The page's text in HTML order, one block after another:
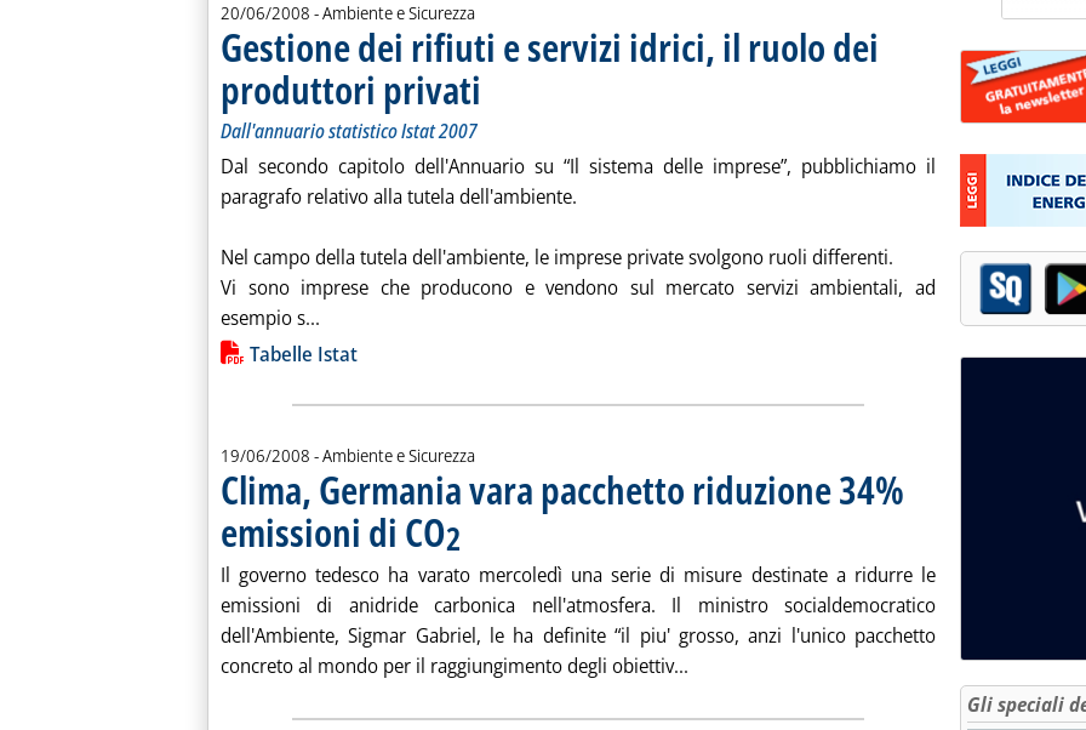
20/06/2008 - Ambiente e Sicurezza
Gestione dei rifiuti e servizi idrici, il ruolo dei
produttori privati
Dall'annuario statistico Istat 2007
Dal secondo capitolo dell'Annuario su “Il sistema delle imprese”, pubblichiamo il
paragrafo relativo alla tutela dell'ambiente.
Nel campo della tutela dell'ambiente, le imprese private svolgono ruoli differenti.
Vi sono imprese che producono e vendono sul mercato servizi ambientali, ad
esempio s... Leggi tutta la notizia: 'Gestione dei rifiuti e servizi idrici, il ruolo dei produttori privati'
Lista allegati PDF alla notizia
Tabelle Istat
19/06/2008 - Ambiente e Sicurezza
Clima, Germania vara pacchetto riduzione 34%
emissioni di CO2 . Pubblicata giovedì 19 giugno 2008 alle 14.48.
Il governo tedesco ha varato mercoledì una serie di misure destinate a ridurre le
emissioni di anidride carbonica nell'atmosfera. Il ministro socialdemocratico
dell'Ambiente, Sigmar Gabriel, le ha definite “il piu' grosso, anzi l'unico pacchetto
concreto al mondo per il raggiungimento degli obiettiv... Leggi tutta la notizia: 'Clima, Germania vara
Gli speciali